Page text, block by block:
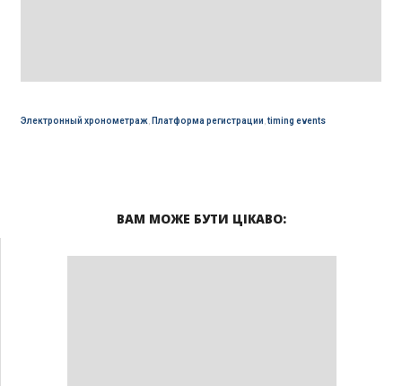
Электронный хронометраж, Платформа регистрации timing events
ВАМ МОЖЕ БУТИ ЦІКАВО: